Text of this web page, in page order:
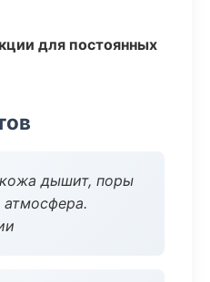
для постоянных
дышит, поры